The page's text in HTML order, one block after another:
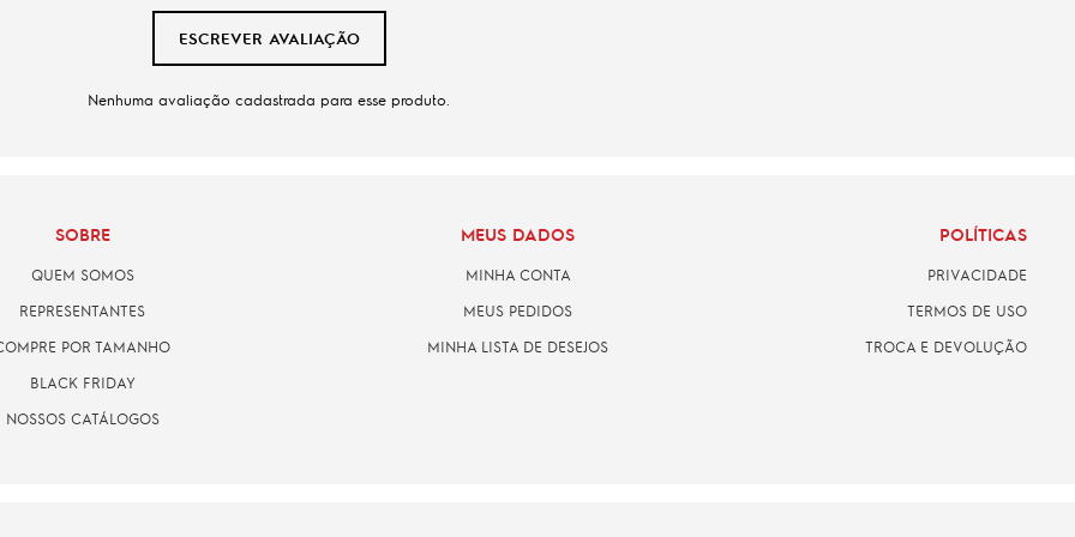
ESCREVER AVALIAÇÃO
Nenhuma avaliação cadastrada para esse produto.
SOBRE
QUEM SOMOS
REPRESENTANTES
POR TAMANHO
BLACK FRIDAY
NOSSOS CATÁLOGOS
MEUS DADOS
MINHA CONTA
MEUS PEDIDOS
MINHA LISTA DE DESEJOS
POLÍTICAS
PRIVACIDADE
TERMOS DE USO
TROCA E DEVOLUÇÃO